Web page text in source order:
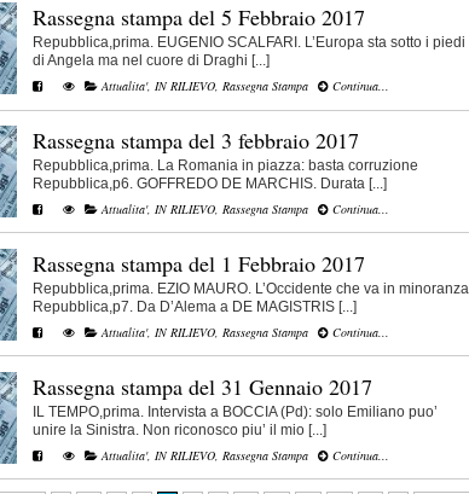
Rassegna stampa del 5 Febbraio 2017
Repubblica,prima. EUGENIO SCALFARI. L’Europa sta sotto i piedi
di Angela ma nel cuore di Draghi [...]
Attualita', IN RILIEVO, Rassegna Stampa Continua...
Rassegna stampa del 3 febbraio 2017
Repubblica,prima. La Romania in piazza: basta corruzione
Repubblica,p6. GOFFREDO DE MARCHIS. Durata [...]
Attualita', IN RILIEVO, Rassegna Stampa Continua...
Rassegna stampa del 1 Febbraio 2017
Repubblica,prima. EZIO MAURO. L’Occidente che va in minoranza
Repubblica,p7. Da D’Alema a DE MAGISTRIS [...]
Attualita', IN RILIEVO, Rassegna Stampa Continua...
Rassegna stampa del 31 Gennaio 2017
IL TEMPO,prima. Intervista a BOCCIA (Pd): solo Emiliano puo’
unire la Sinistra. Non riconosco piu’ il mio [...]
Attualita', IN RILIEVO Rassegna Stampa Continua...